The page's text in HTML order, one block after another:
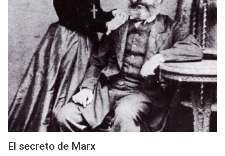
El secreto de Marx